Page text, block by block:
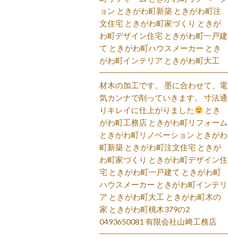
ョン ときがわ町新築 ときがわ町注
文住宅 ときがわ町家づくり ときが
わ町デザイン住宅 ときがわ町一戸建
て ときがわ町ハウスメーカー とき
がわ町インテリア ときがわ町大工
材木の加工です。 墨に合わせて、電
気カンナで削っていきます。 寸法通
りキレイに仕上がりました
とき
がわ町工務店 ときがわ町リフォーム
ときがわ町リノベーション ときがわ
町新築 ときがわ町注文住宅 ときが
わ町家づくり ときがわ町デザイン住
宅 ときがわ町一戸建て ときがわ町
ハウスメーカー ときがわ町インテリ
ア ときがわ町大工 ときがわ町木の
家 ときがわ町桃木379の2
0493650081 有限会社山﨑工務店